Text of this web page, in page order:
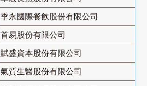
季永國際餐飲股份有限公司
首易股份有限公司
賦盛資本股份有限公司
氣質生醫股份有限公司